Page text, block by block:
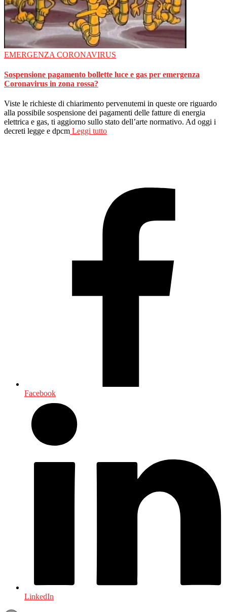
EMERGENZA CORONAVIRUS
Sospensione pagamento bollette luce e gas per emergenza
Coronavirus in zona rossa?
Viste le richieste di chiarimento pervenutemi in queste ore riguardo
alla possibile sospensione dei pagamenti delle fatture di energia
elettrica e gas, ti aggiorno sullo stato dell’arte normativo. Ad oggi i
decreti legge e dpcm Leggi tutto
Facebook
LinkedIn